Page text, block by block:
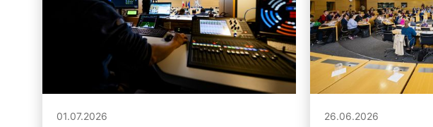
01.07.2026 26.06.2026